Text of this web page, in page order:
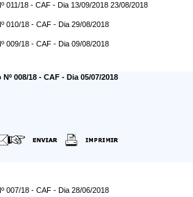
011/18 - CAF - Dia 13/09/2018 23/08/2018
010/18 - CAF - Dia 29/08/2018
009/18 - CAF - Dia 09/08/2018
008/18 - CAF - Dia 05/07/2018
007/18 - CAF - Dia 28/06/2018